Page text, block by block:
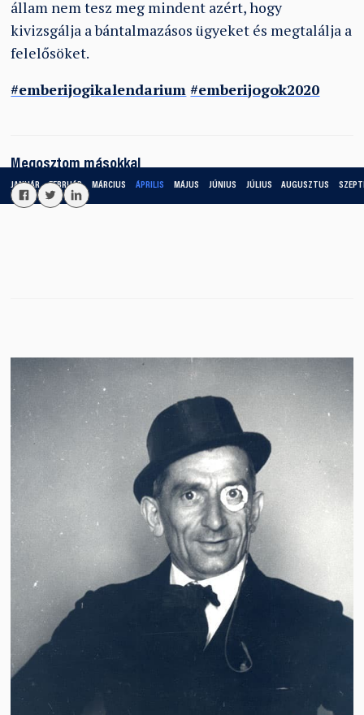
JANUÁR FEBRUÁR MÁRCIUS ÁPRILIS MÁJUS JÚNIUS JÚLIUS AUGUSZTUS
állam nem tesz meg mindent azért, hogy
kivizsgálja a bántalmazásos ügyeket és megtalálja a
felelősöket.
#emberijogikalendarium #emberijogok2020
Megosztom másokkal